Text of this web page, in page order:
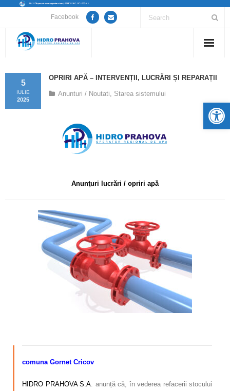
Facebook
Despre noi
Guvernanță Corporativă
Informații de interes public
Calitatea apei
Comunicare
OPRIRI APĂ – INTERVENȚII, LUCRĂRI ȘI REPARAȚII
5
IULIE
2025
Anunturi / Noutati, Starea sistemului
Anunţuri lucrări / opriri apă
comuna Gornet Cricov
HIDRO PRAHOVA S.A . anunță că, în vederea refacerii stocului